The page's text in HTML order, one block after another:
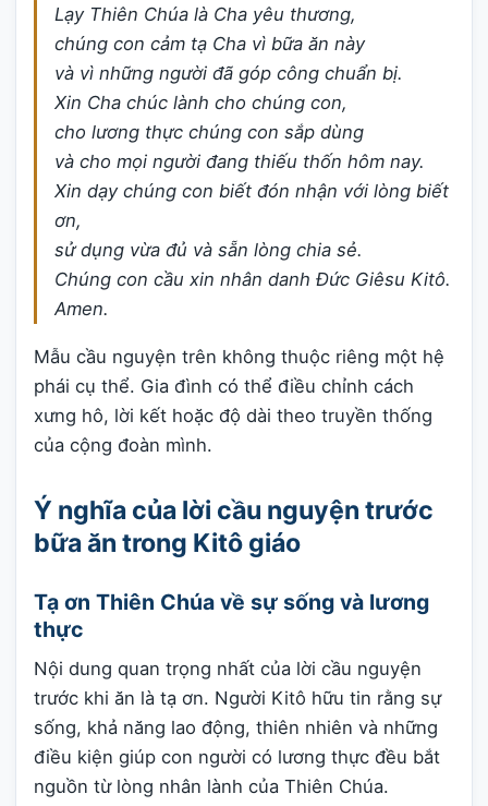
Lạy Thiên Chúa là Cha yêu thương,
chúng con cảm tạ Cha vì bữa ăn này
và vì những người đã góp công chuẩn bị.
Xin Cha chúc lành cho chúng con,
cho lương thực chúng con sắp dùng
và cho mọi người đang thiếu thốn hôm nay.
Xin dạy chúng con biết đón nhận với lòng biết
ơn,
sử dụng vừa đủ và sẵn lòng chia sẻ.
Chúng con cầu xin nhân danh Đức Giêsu Kitô.
Amen.
Mẫu cầu nguyện trên không thuộc riêng một hệ
phái cụ thể. Gia đình có thể điều chỉnh cách
xưng hô, lời kết hoặc độ dài theo truyền thống
của cộng đoàn mình.
Ý nghĩa của lời cầu nguyện trước
bữa ăn trong Kitô giáo
Tạ ơn Thiên Chúa về sự sống và lương
thực
Nội dung quan trọng nhất của lời cầu nguyện
trước khi ăn là tạ ơn. Người Kitô hữu tin rằng sự
sống, khả năng lao động, thiên nhiên và những
điều kiện giúp con người có lương thực đều bắt
nguồn từ lòng nhân lành của Thiên Chúa.